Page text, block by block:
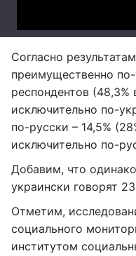
Согласно
преимущественно по-
респондентов
исключительно по-
по-русски – 14,5%
исключительно по-
Добавим, что
украински говорят
Отметим,
социального
институтом